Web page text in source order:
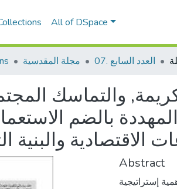
All of DSpace
مجلة المقدسية 07. العدد السابع
والتماسك
بالضم
Abstract
إستراتيجية